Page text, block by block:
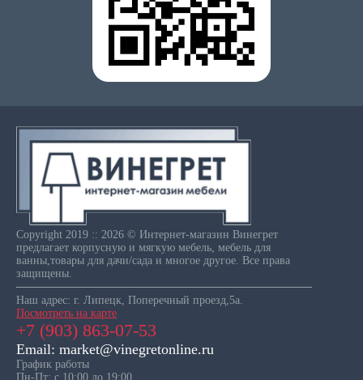
Copyright 2019 :: 2026 © Интернет-магазин Винегрет
предлагает корпусную и мягкую мебель, мебель для
ванны,товары для дачи/сада и многое другое. Все права
защищены.
Наш адрес: г. Липецк, Поперечный проезд,5а.
Посмотреть на карте
+7 (903) 863-07-53
Email: market@vinegretonline.ru
График работы
Пн-Пт: с 10:00 до 19:00